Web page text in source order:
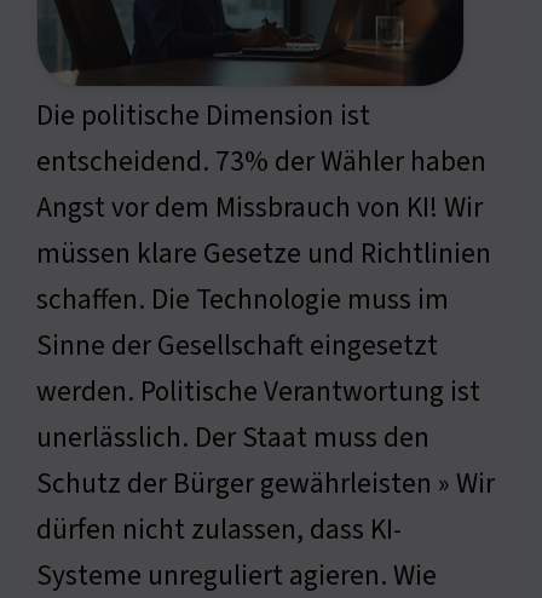
Die politische Dimension ist
entscheidend. 73% der Wähler haben
Angst vor dem Missbrauch von KI! Wir
müssen klare Gesetze und Richtlinien
schaffen. Die Technologie muss im
Sinne der Gesellschaft eingesetzt
werden. Politische Verantwortung ist
unerlässlich. Der Staat muss den
Schutz der Bürger gewährleisten » Wir
dürfen nicht zulassen, dass KI-
Systeme unreguliert agieren. Wie